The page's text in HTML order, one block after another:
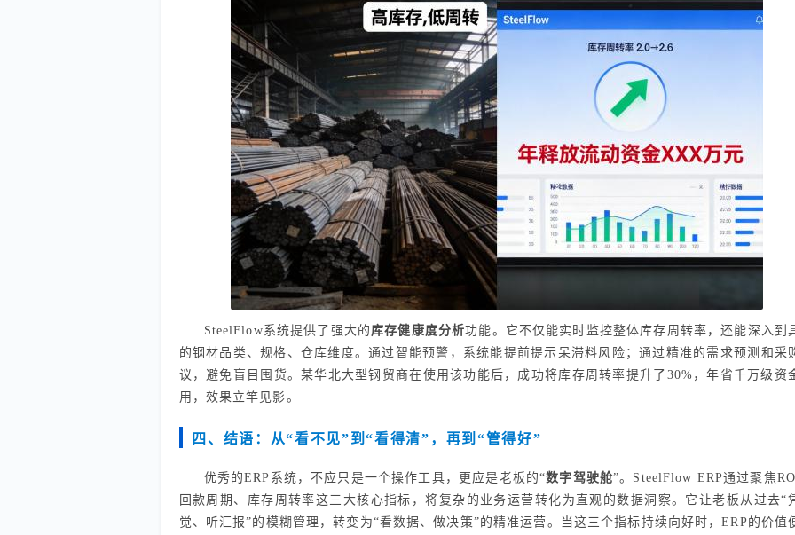
SteelFlow系统提供了强大的 库存健康度分析功能。它不仅能实时监控整体库存周转率，还能深入到
的钢材品类、规格、仓库维度。通过智能预警，系统能提前提示呆滞料风险；通过精准的需求预测和采
议，避免盲目囤货。某华北大型钢贸商在使用该功能后，成功将库存周转率提升了30%，年省千万级资
用，效果立竿见影。
四、结语：从“看不见”到“看得清”，再到“管得好”
优秀的ERP系统，不应只是一个操作工具，更应是老板的“数字驾驶舱”。SteelFlow ERP通过聚焦
回款周期、库存周转率这三大核心指标，将复杂的业务运营转化为直观的数据洞察。它让老板从过去“
觉、听汇报”的模糊管理，转变为“看数据、做决策”的精准运营。当这三个指标持续向好时，ERP的价值